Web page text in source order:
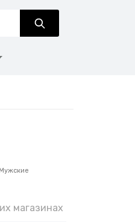
Мужские
магазинах